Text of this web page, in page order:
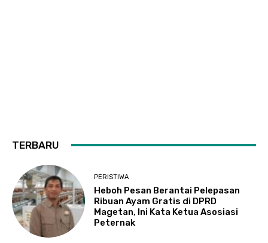
TERBARU
PERISTIWA
Heboh Pesan Berantai Pelepasan
Ribuan Ayam Gratis di DPRD
Magetan, Ini Kata Ketua Asosiasi
Peternak